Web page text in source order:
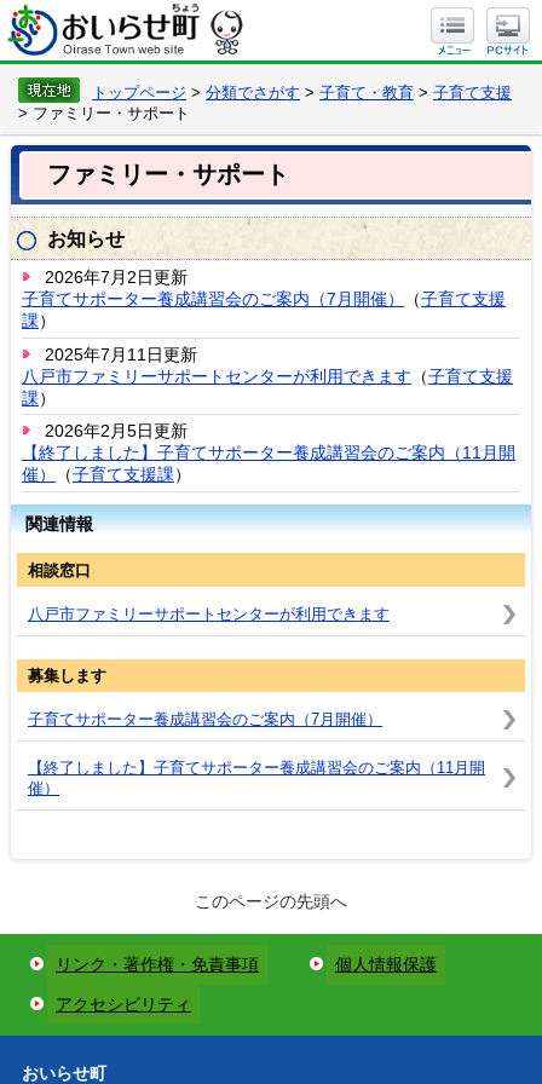
トップページ > 分類でさがす > 子育て・教育 > 子育て支援
> ファミリー・サポート
ファミリー・サポート
お知らせ
2026年7月2日更新
子育てサポーター養成講習会のご案内（7月開催）
（子育て支援
課）
2025年7月11日更新
八戸市ファミリーサポートセンターが利用できます （子育て支援
課）
2026年2月5日更新
【終了しました】子育てサポーター養成講習会のご案内（11月開
催）
（子育て支援課）
関連情報
相談窓口
八戸市ファミリーサポートセンターが利用できます
募集します
子育てサポーター養成講習会のご案内（7月開催）
【終了しました】子育てサポーター養成講習会のご案内（11月開
催）
このページの先頭へ
リンク・著作権・免責事項 個人情報保護
アクセシビリティ
おいらせ町